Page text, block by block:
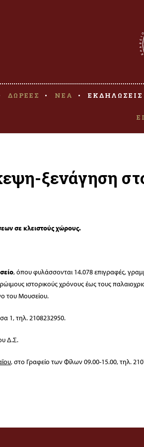
ΔΩΡΕΕΣ ΝΕΑ ΕΚΔΗΛΩΣΕΙΣ
ξενάγηση
σε κλειστούς χώρους.
, όπου φυλάσσονται 14.078 επιγραφές,
ιστορικούς χρόνους έως τους
του Μουσείου.
1, τηλ. 2108232950.
Δ.Σ.
, στο Γραφείο των Φίλων 09.00-15.00, τηλ.